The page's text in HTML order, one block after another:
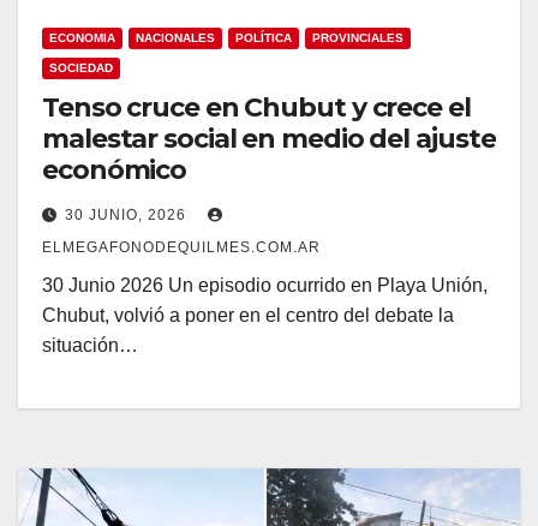
ECONOMIA NACIONALES POLÍTICA PROVINCIALES
SOCIEDAD
Tenso cruce en Chubut y crece el
malestar social en medio del ajuste
económico
30 JUNIO, 2026
ELMEGAFONODEQUILMES.COM.AR
30 Junio 2026 Un episodio ocurrido en Playa Unión,
Chubut, volvió a poner en el centro del debate la
situación…